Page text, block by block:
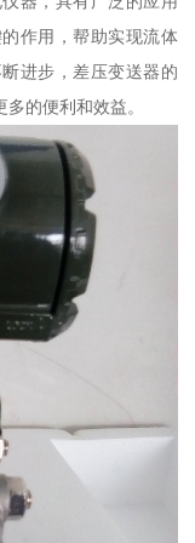
作用，帮助实现流体
进步，差压变送器的
的便利和效益。